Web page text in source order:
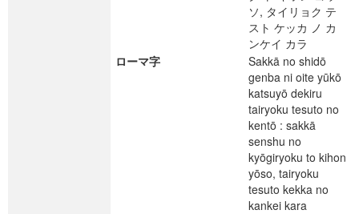
ソ, タイリョク テ
スト ケッカ ノ カ
ンケイ カラ
ローマ字
Sakkā no shidō
genba ni oite yūkō
katsuyō dekiru
tairyoku tesuto no
kentō : sakkā
senshu no
kyōgiryoku to kihon
yōso, tairyoku
tesuto kekka no
kankei kara